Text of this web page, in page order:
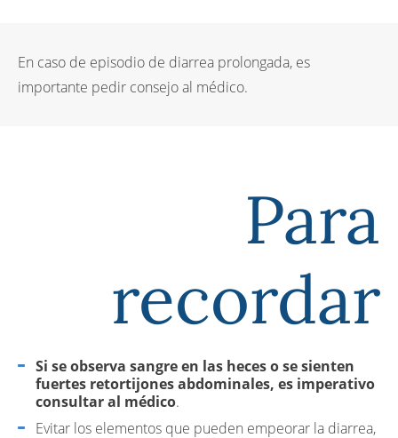
En caso de episodio de diarrea prolongada, es
importante pedir consejo al médico.
Para
recordar
Si se observa sangre en las heces o se sienten
fuertes retortijones abdominales, es imperativo
consultar al médico.
Evitar los elementos que pueden empeorar la diarrea,